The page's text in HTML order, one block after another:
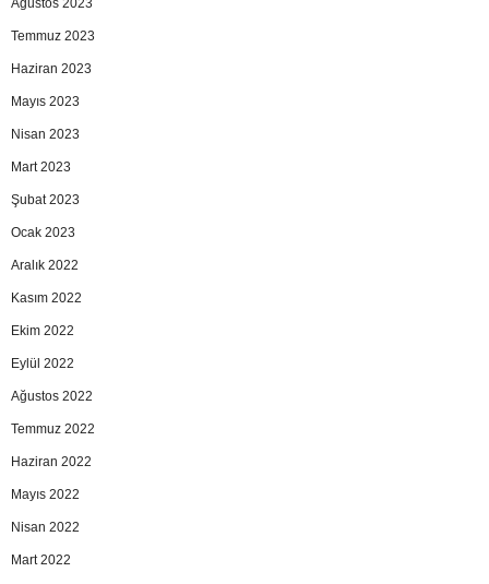
Ağustos 2023
Temmuz 2023
Haziran 2023
Mayıs 2023
Nisan 2023
Mart 2023
Şubat 2023
Ocak 2023
Aralık 2022
Kasım 2022
Ekim 2022
Eylül 2022
Ağustos 2022
Temmuz 2022
Haziran 2022
Mayıs 2022
Nisan 2022
Mart 2022